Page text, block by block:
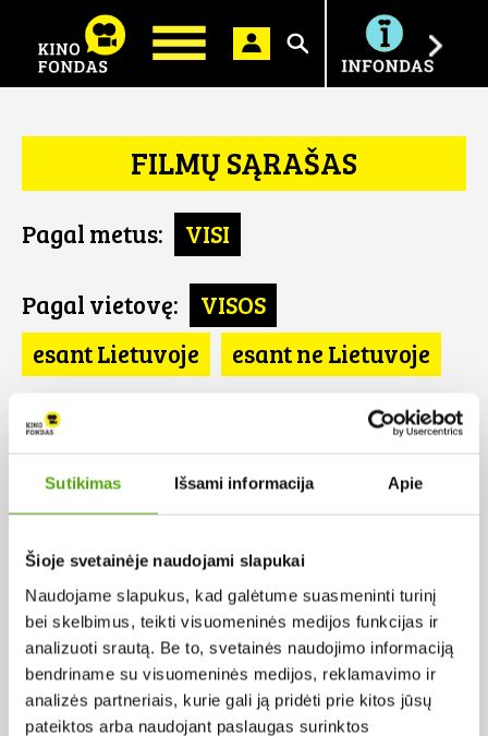
Sutikimas Išsami informacija Apie
Šioje svetainėje naudojami slapukai
Naudojame slapukus, kad galėtume suasmeninti turinį
bei skelbimus, teikti visuomeninės medijos funkcijas ir
analizuoti srautą. Be to, svetainės naudojimo informaciją
bendriname su visuomeninės medijos, reklamavimo ir
analizės partneriais, kurie gali ją pridėti prie kitos jūsų
pateiktos arba naudojant paslaugas surinktos
Ieškoti
FILMŲ SĄRAŠAS
Pagal metus: VISI
Pagal vietovę:
VISOS
esant Lietuvoje
esant ne Lietuvoje
Pagal šalį:
Bulgarija
Pagal abėcėlę:
Rezultatų nerasta...